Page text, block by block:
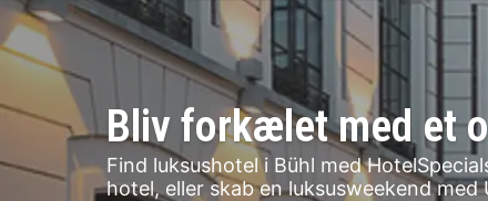
Bliv forkælet med et
Find luksushotel i Bühl med
hotel, eller skab en luksusweekend med